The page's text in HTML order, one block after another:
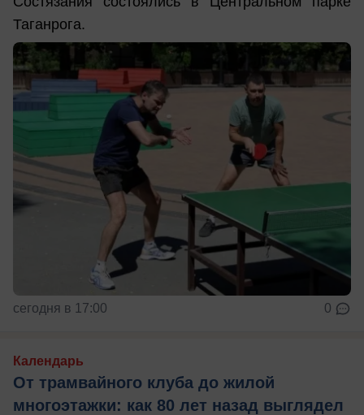
Таганрога.
сегодня в 17:00 0
Календарь
От трамвайного клуба до жилой
многоэтажки: как 80 лет назад выглядел